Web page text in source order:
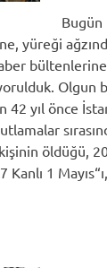
Bugün
yüreği
Olgun
42 yıl önce
öldüğü,
Kanlı 1